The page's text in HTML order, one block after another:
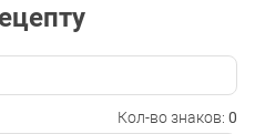
Кол-во знаков: 0